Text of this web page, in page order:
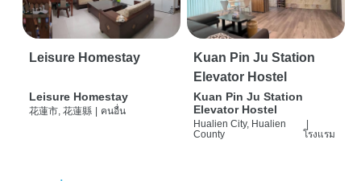
Leisure Homestay
Leisure Homestay
花蓮市, 花蓮縣 คนอื่น
Kuan Pin Ju Station
Elevator Hostel
Kuan Pin Ju Station
Elevator Hostel
Hualien City, Hualien
County
โรงแรม